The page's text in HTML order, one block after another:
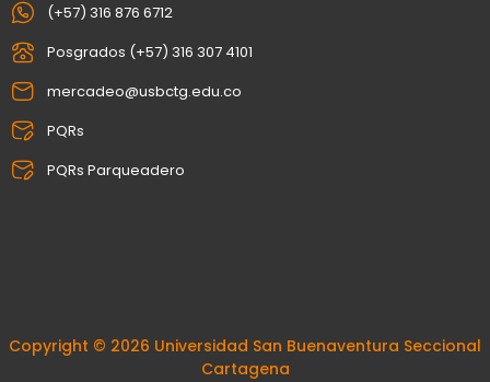
(+57) 316 876 6712
Posgrados (+57) 316 307 4101
mercadeo@usbctg.edu.co
PQRs
PQRs Parqueadero
Copyright © 2026 Universidad San Buenaventura Seccional
Cartagena